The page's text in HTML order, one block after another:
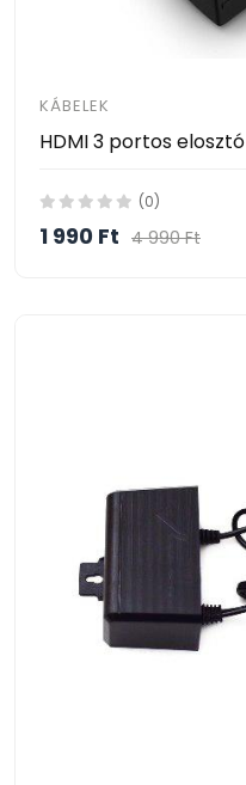
KÁBELEK
HDMI 3 portos elosztó
(0)
1 990 Ft 4 990 Ft